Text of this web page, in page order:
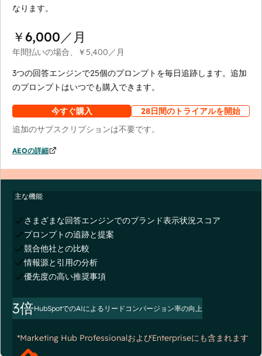
なります。
￥6,000／月
年間払いの場合、 ￥5,400／月
3つの回答エンジンで25個のプロンプトを毎日追跡します。追加
のプロンプトはいつでも購入できます。
今すぐ購入
28日間のトライアルを開始
追加のサブスクリプションは不要です。
AEOの詳細
主な機能
さまざまな回答エンジンでのブランド表示状況スコア
プロンプトの追跡と提案
競合他社との比較
情報源と引用の分析
優先度の高い推奨事項
3倍HubSpotでのAIによるリードコンバージョン率の向上
*Marketing Hub ProfessionalおよびEnterpriseにも含まれます